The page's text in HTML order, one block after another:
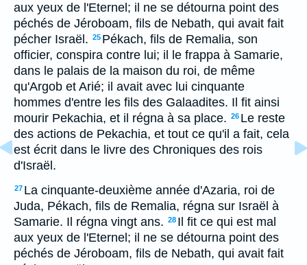
aux yeux de l'Eternel; il ne se détourna point des
péchés de Jéroboam, fils de Nebath, qui avait fait
pécher Israël. 25 Pékach, fils de Remalia, son
officier, conspira contre lui; il le frappa à Samarie,
dans le palais de la maison du roi, de même
qu'Argob et Arié; il avait avec lui cinquante
hommes d'entre les fils des Galaadites. Il fit ainsi
mourir Pekachia, et il régna à sa place. 26 Le reste
des actions de Pekachia, et tout ce qu'il a fait, cela
est écrit dans le livre des Chroniques des rois
d'Israël.
27 La cinquante-deuxième année d'Azaria, roi de
Juda, Pékach, fils de Remalia, régna sur Israël à
Samarie. Il régna vingt ans. 28 Il fit ce qui est mal
aux yeux de l'Eternel; il ne se détourna point des
péchés de Jéroboam, fils de Nebath, qui avait fait